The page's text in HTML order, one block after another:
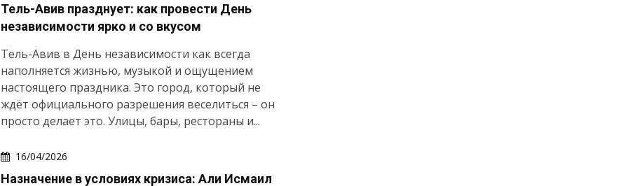
Тель-Авив празднует: как провести День
независимости ярко и со вкусом
Тель-Авив в День независимости как всегда
наполняется жизнью, музыкой и ощущением
настоящего праздника. Это город, который не
ждёт официального разрешения веселиться – он
просто делает это. Улицы, бары, рестораны и...
16/04/2026
Назначение в условиях кризиса: Али Исмаил